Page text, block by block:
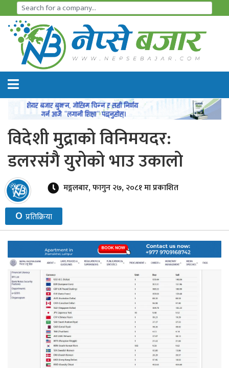
समाचार
अर्थतन्त्र
शेयर
बजार
आइ
पि
ओ
हाइड्रो
पावर
प्रमुख
समाचार
विदेशी मुद्राको विनिमयदर:
डलरसंगै युराेको भाउ उकालाे
मङ्गलबार, फागुन २७, २०८१ मा प्रकाशित
० प्रतिक्रिया